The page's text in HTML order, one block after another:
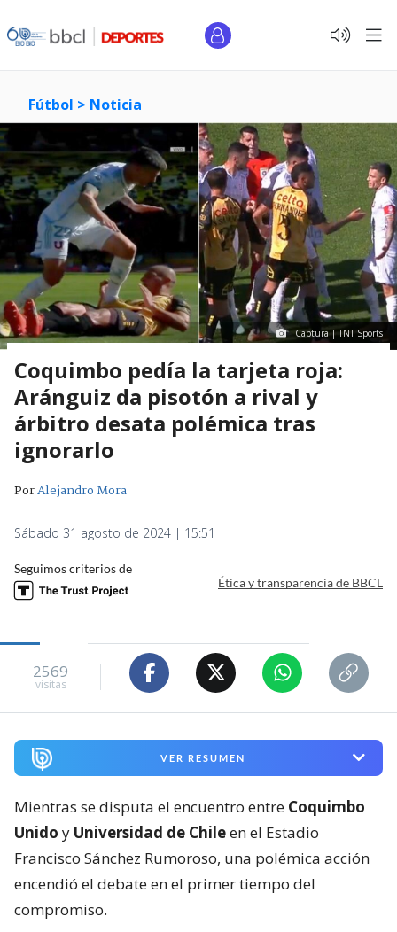
Fútbol > Noticia
Captura | TNT Sports
Coquimbo pedía la tarjeta roja:
Aránguiz da pisotón a rival y
árbitro desata polémica tras
ignorarlo
PorAlejandro Mora
Sábado 31 agosto de 2024 | 15:51
Seguimos criterios de
Ética y transparencia de BBCL
2569
visitas
VER RESUMEN
Mientras se disputa el encuentro entre Coquimbo
Unido y Universidad de Chileen el Estadio
Francisco Sánchez Rumoroso, una polémica acción
encendió el debate en el primer tiempo del
compromiso.